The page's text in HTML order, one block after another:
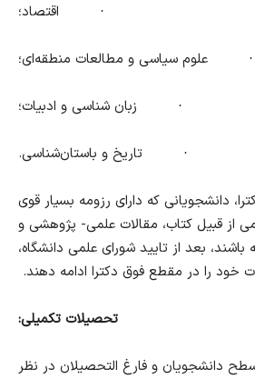
· اقتصاد؛
· علوم سیاسی و مطالعات منطقه‌ای؛
· زبان شناسی و ادبیات؛
· تاریخ و باستان‌شناسی.
دانشجویانی که دارای رزومه بسیار قوی
از قبیل کتاب، مقالات علمی- پژوهشی و
باشند، بعد از تایید شورای علمی دانشگاه،
خود را در مقطع فوق دکترا ادامه دهند.
تحصیلات تکمیلی:
سطح دانشجویان و فارغ التحصیلان در نظر